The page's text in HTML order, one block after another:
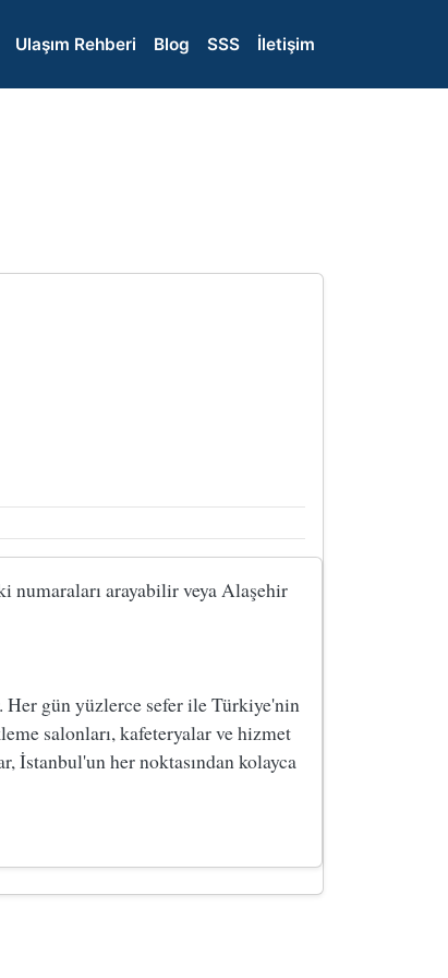
Ulaşım Rehberi Blog SSS İletişim
numaraları arayabilir veya Alaşehir
gün yüzlerce sefer ile Türkiye'nin
salonları, kafeteryalar ve hizmet
İstanbul'un her noktasından kolayca